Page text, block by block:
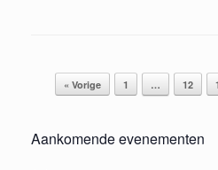
Bericht navigatie
« Vorige 1 … 12
Aankomende evenementen